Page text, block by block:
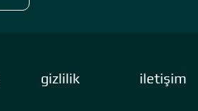
gizlilik iletişim